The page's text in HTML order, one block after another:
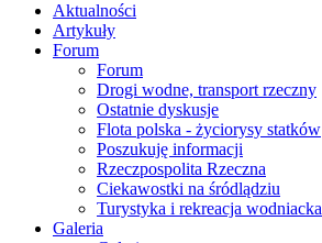
Aktualności
Artykuły
Forum
Forum
Drogi wodne, transport rzeczny
Ostatnie dyskusje
Flota polska - życiorysy statków
Poszukuję informacji
Rzeczpospolita Rzeczna
Ciekawostki na śródlądziu
Turystyka i rekreacja wodniacka
Galeria